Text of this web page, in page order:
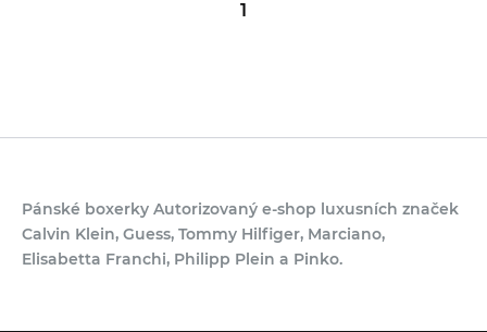
1
Pánské boxerky Autorizovaný e-shop luxusních značek
Calvin Klein, Guess, Tommy Hilfiger, Marciano,
Elisabetta Franchi, Philipp Plein a Pinko.